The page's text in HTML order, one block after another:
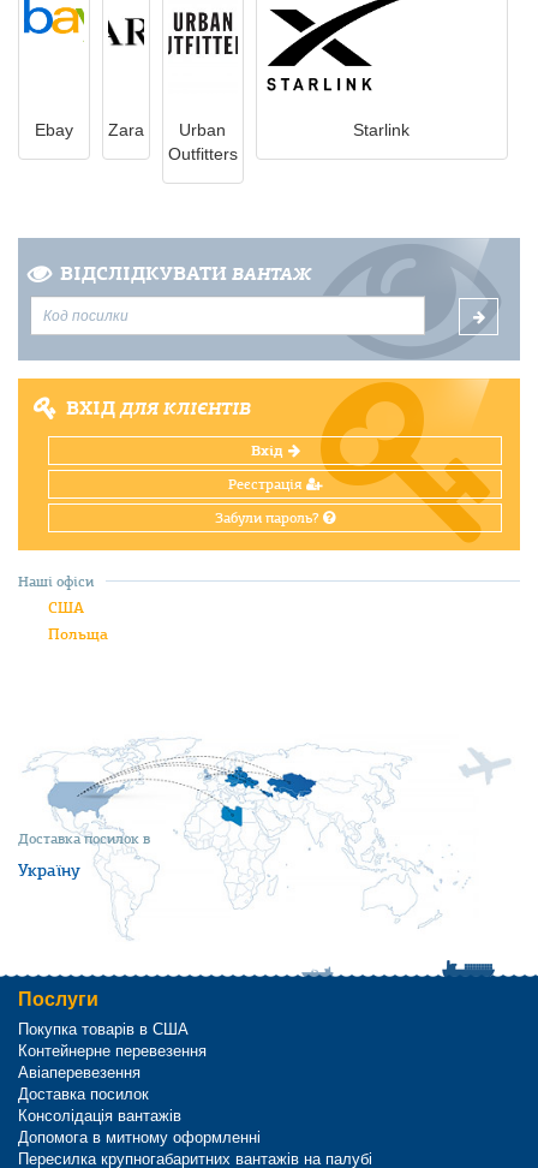
Ebay Zara
Urban
Outfitters
Starlink
ВІДСЛІДКУВАТИ ВАНТАЖ
ВХІДДЛЯ КЛІЄНТІВ
Вхід
Реєстрація
Забули пароль?
Доставка посилок в
Україну
Наші офіси
США
Польща
Послуги
Покупка товарів в США
Контейнерне перевезення
Авіаперевезення
Доставка посилок
Консолідація вантажів
Допомога в митному оформленні
Пересилка крупногабаритних вантажів на палубі